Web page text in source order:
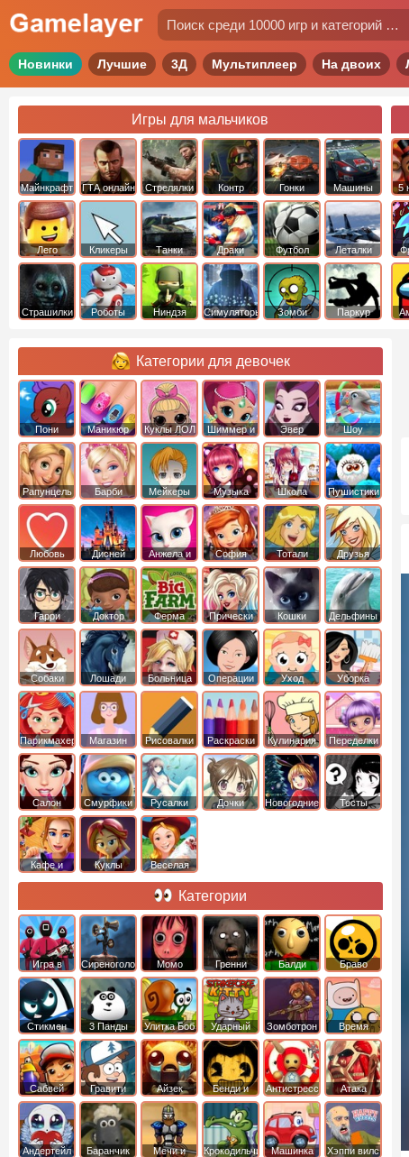
Новинки Лучшие 3Д Мультиплеер На двоих
Игры для мальчиков
Майнкрафт ГТА онлайн Стрелялки
Контр
Страйк
Гонки Машины
Лего Кликеры Танки Драки Футбол Леталки
Страшилки Роботы Ниндзя Симуляторы Зомби Паркур
5
Категории для девочек
Пони
креатор
Маникюр Куклы ЛОЛ
Шиммер и
Шайн
Эвер
Афтер Хай
Шоу
дельфинов
Рапунцель Барби Мейкеры Музыка Школа Пушистики
Любовь Дисней
Анжела и
том
София
Прекрасная
Тотали
Спайс
Друзья
ангелов
Гарри
Поттер
Доктор
Плюшева
Ферма Прически Кошки Дельфины
Собаки Лошади Больница Операции Уход Уборка
Парикмахер Магазин Рисовалки Раскраски Кулинария Переделки
Салон Смурфики Русалки Дочки Новогодние Тесты
Кафе и
Куклы
Веселая
Категории
Игра в
Кальмара
Сиреноголовый Момо Гренни Балди
Браво
Старс
Стикмен 3 Панды Улитка Боб
Ударный
отряд котят
Зомботрон
Время
Приключений
Сабвей
Серф
Гравити
Фолз
Айзек
Бенди и
Чернильная
машина
Антистресс
Атака
Титанов
Андертейл
Баранчик
Мечи и
Крокодильчик Машинка
Хэппи вилс